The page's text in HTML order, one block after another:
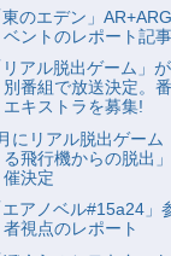
のエデン」
ベントのレポート記事
アル脱出ゲーム」
別番組で放送決定。
エキストラを募集!
にリアル脱出ゲーム
る飛行機からの脱出
催決定
アノベル#15a24」
者視点のレポート